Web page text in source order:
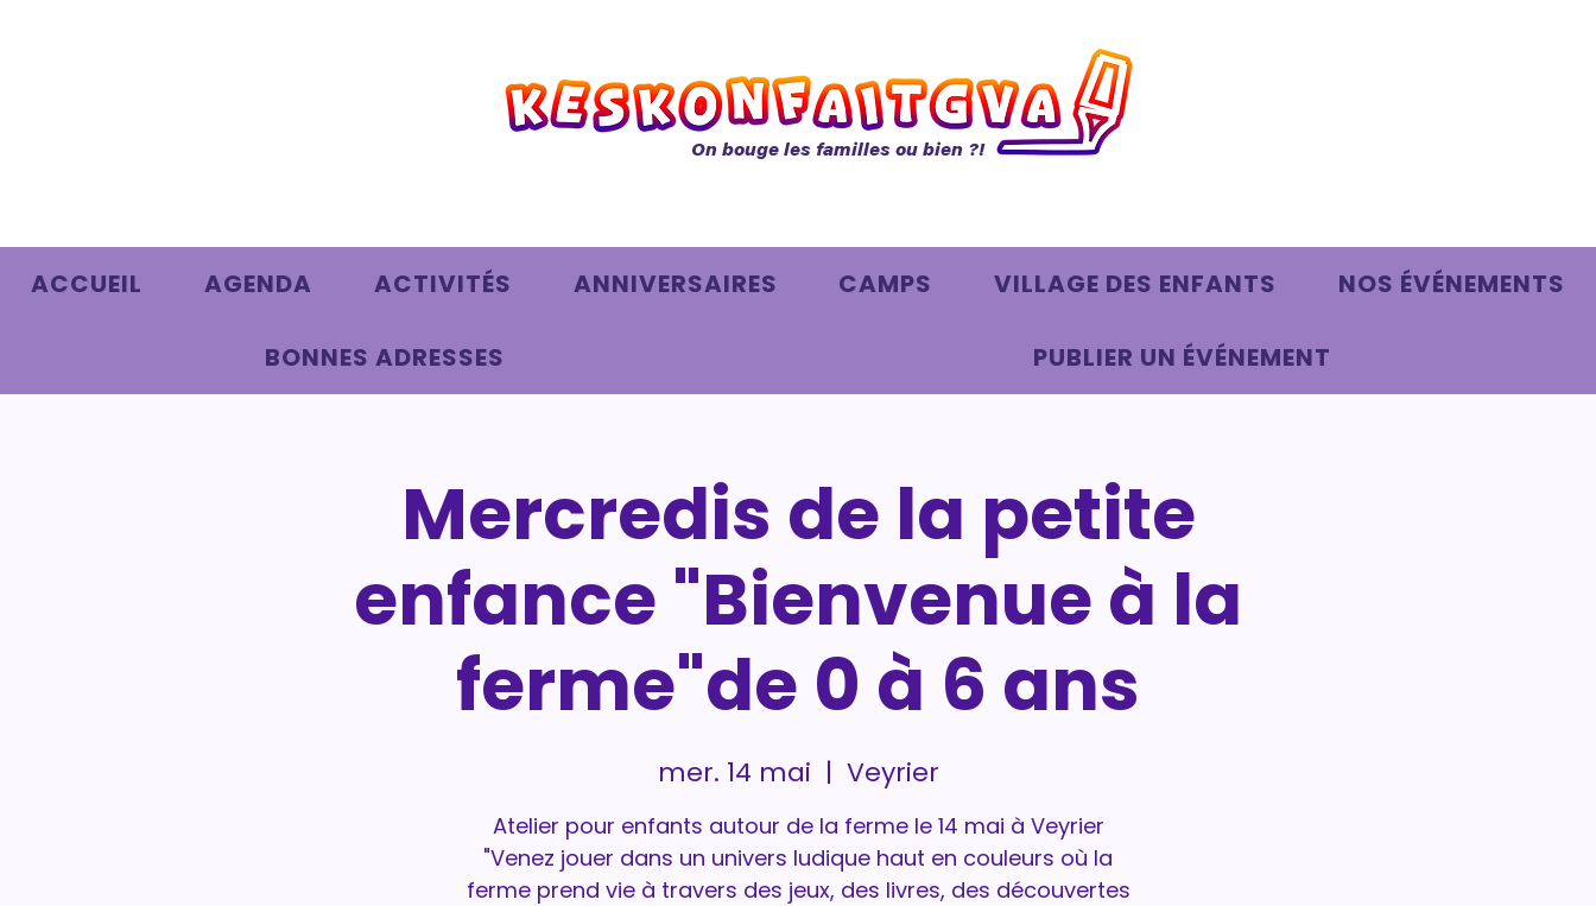
On bouge les familles ou bien ?!
ACCUEIL AGENDA ACTIVITÉS ANNIVERSAIRES CAMPS VILLAGE DES ENFANTS NOS ÉVÉNEMENTS
BONNES ADRESSES PUBLIER UN ÉVÉNEMENT
Mercredis de la petite
enfance "Bienvenue à la
ferme"de 0 à 6 ans
mer. 14 mai
  |
Veyrier
Atelier pour enfants autour de la ferme le 14 mai à Veyrier
"Venez jouer dans un univers ludique haut en couleurs où la
ferme prend vie à travers des jeux, des livres, des découvertes